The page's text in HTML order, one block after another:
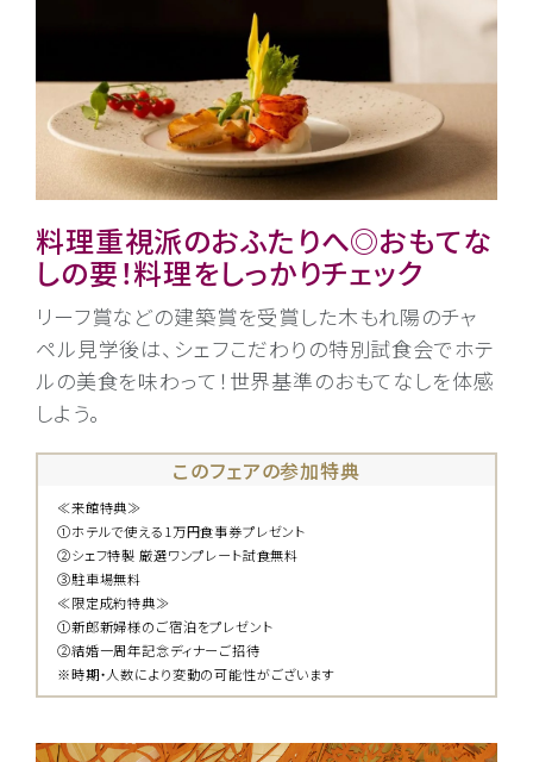
料理重視派のおふたりへ◎おもてな
しの要！料理をしっかりチェック
リーフ賞などの建築賞を受賞した木もれ陽のチャ
ペル見学後は、シェフこだわりの特別試食会でホテ
ルの美食を味わって！世界基準のおもてなしを体感
しよう。
このフェアの参加特典
≪来館特典≫
①ホテルで使える1万円食事券プレゼント
②シェフ特製 厳選ワンプレート試食無料
③駐車場無料
≪限定成約特典≫
①新郎新婦様のご宿泊をプレゼント
②結婚一周年記念ディナーご招待
※時期・人数により変動の可能性がございます